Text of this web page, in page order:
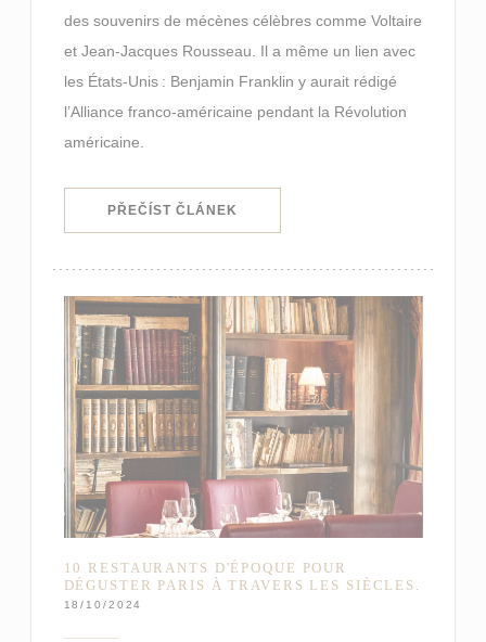
des souvenirs de mécènes célèbres comme Voltaire
et Jean-Jacques Rousseau. Il a même un lien avec
les États-Unis : Benjamin Franklin y aurait rédigé
l’Alliance franco-américaine pendant la Révolution
américaine.
PŘEČÍST ČLÁNEK
10 RESTAURANTS D'ÉPOQUE POUR
DÉGUSTER PARIS À TRAVERS LES SIÈCLES.
18/10/2024